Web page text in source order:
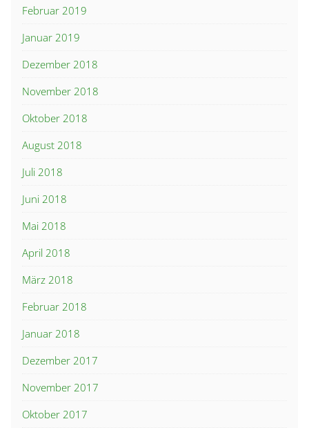
Februar 2019
Januar 2019
Dezember 2018
November 2018
Oktober 2018
August 2018
Juli 2018
Juni 2018
Mai 2018
April 2018
März 2018
Februar 2018
Januar 2018
Dezember 2017
November 2017
Oktober 2017